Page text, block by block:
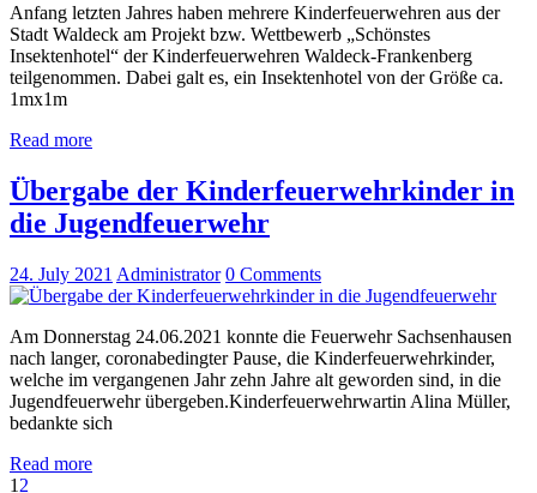
Anfang letzten Jahres haben mehrere Kinderfeuerwehren aus der
Stadt Waldeck am Projekt bzw. Wettbewerb „Schönstes
Insektenhotel“ der Kinderfeuerwehren Waldeck-Frankenberg
teilgenommen. Dabei galt es, ein Insektenhotel von der Größe ca.
1mx1m
Read more
Übergabe der Kinderfeuerwehrkinder in
die Jugendfeuerwehr
24. July 2021 Administrator 0 Comments
Am Donnerstag 24.06.2021 konnte die Feuerwehr Sachsenhausen
nach langer, coronabedingter Pause, die Kinderfeuerwehrkinder,
welche im vergangenen Jahr zehn Jahre alt geworden sind, in die
Jugendfeuerwehr übergeben.Kinderfeuerwehrwartin Alina Müller,
bedankte sich
Read more
1 2